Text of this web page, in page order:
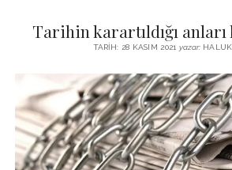
INSAN
ONURU
Tarihin karartıldığı anları
TARIH: 28 KASIM 2021 yazar:HALUK